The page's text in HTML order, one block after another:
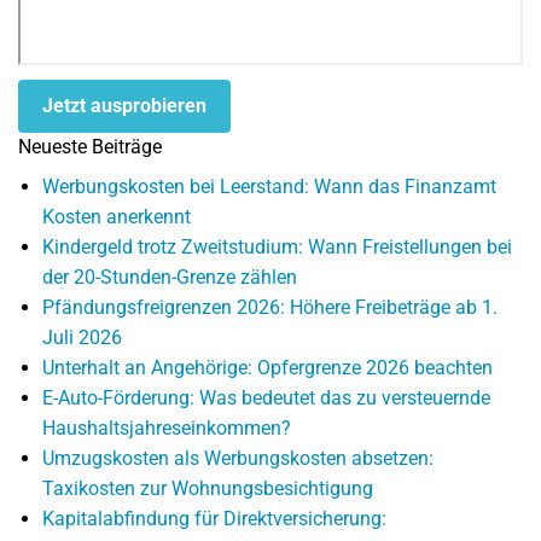
Jetzt ausprobieren
Neueste Beiträge
Werbungskosten bei Leerstand: Wann das Finanzamt
Kosten anerkennt
Kindergeld trotz Zweitstudium: Wann Freistellungen bei
der 20-Stunden-Grenze zählen
Pfändungsfreigrenzen 2026: Höhere Freibeträge ab 1.
Juli 2026
Unterhalt an Angehörige: Opfergrenze 2026 beachten
E-Auto-Förderung: Was bedeutet das zu versteuernde
Haushaltsjahreseinkommen?
Umzugskosten als Werbungskosten absetzen:
Taxikosten zur Wohnungsbesichtigung
Kapitalabfindung für Direktversicherung: